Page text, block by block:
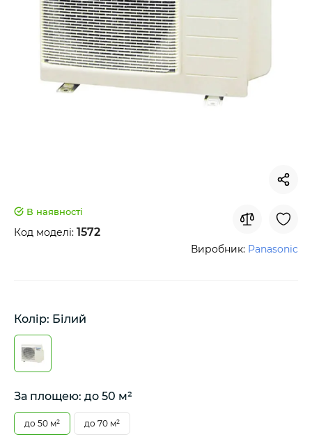
В наявності
Код моделі: 1572
Виробник: Panasonic
Колір: Білий
За площею: до 50 м²
до 50 м² до 70 м²